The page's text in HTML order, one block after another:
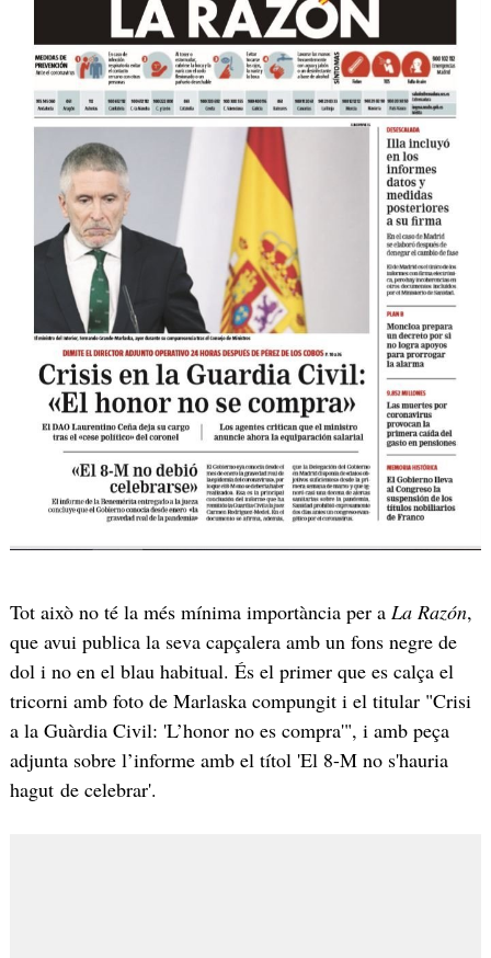
Tot això no té la més mínima importància per a La Razón,
que avui publica la seva capçalera amb un fons negre de
dol i no en el blau habitual. És el primer que es calça el
tricorni amb foto de Marlaska compungit i el titular "Crisi
a la Guàrdia Civil: 'L’honor no es compra'", i amb peça
adjunta sobre l’informe amb el títol 'El 8-M no s'hauria
hagut de celebrar'.